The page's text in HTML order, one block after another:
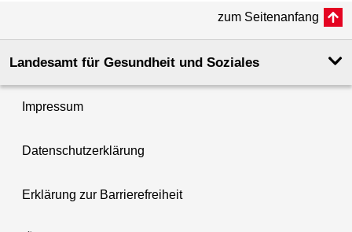
zum Seitenanfang
Landesamt für Gesundheit und Soziales
Impressum
Datenschutzerklärung
Erklärung zur Barrierefreiheit